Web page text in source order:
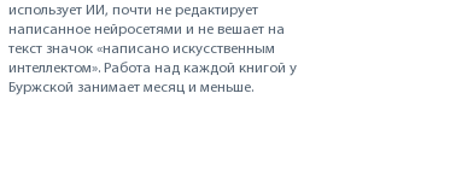
использует ИИ, почти не редактирует
написанное нейросетями и не вешает на
текст значок «написано искусственным
интеллектом». Работа над каждой книгой у
Буржской занимает месяц и меньше.